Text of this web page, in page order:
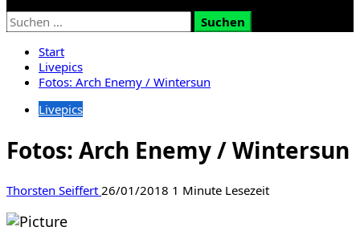
Suchen
nach:
Start
Livepics
Fotos: Arch Enemy / Wintersun
Livepics
Fotos: Arch Enemy / Wintersun
Thorsten Seiffert 26/01/2018 1 Minute Lesezeit